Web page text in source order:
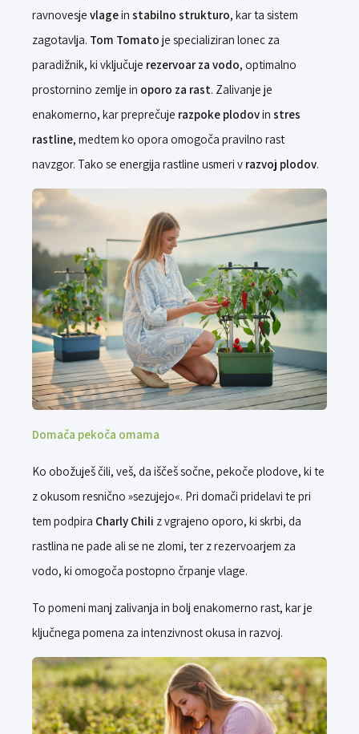
ravnovesje vlagein stabilno strukturo, kar ta sistem
zagotavlja. Tom Tomato je specializiran lonec za
paradižnik, ki vključuje rezervoar za vodo, optimalno
prostornino zemlje in oporo za rast. Zalivanje je
enakomerno, kar preprečuje razpoke plodovin stres
rastline, medtem ko opora omogoča pravilno rast
navzgor. Tako se energija rastline usmeri v razvoj plodov.
Domača pekoča omama
Ko obožuješ čili, veš, da iščeš sočne, pekoče plodove, ki te
z okusom resnično »sezujejo«. Pri domači pridelavi te pri
tem podpira Charly Chili z vgrajeno oporo, ki skrbi, da
rastlina ne pade ali se ne zlomi, ter z rezervoarjem za
vodo, ki omogoča postopno črpanje vlage.
To pomeni manj zalivanja in bolj enakomerno rast, kar je
ključnega pomena za intenzivnost okusa in razvoj.